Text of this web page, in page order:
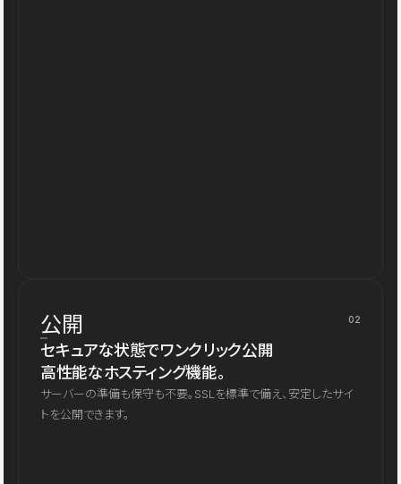
公開 02
セキュアな状態でワンクリック公開
高性能なホスティング機能。
サーバーの準備も保守も不要。SSLを標準で備え、安定したサイ
トを公開できます。